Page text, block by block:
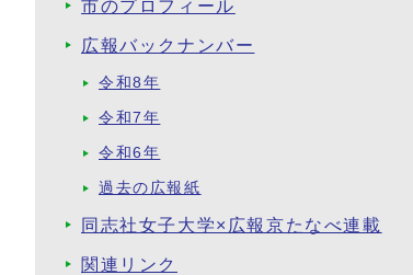
市のプロフィール
広報バックナンバー
令和8年
令和7年
令和6年
過去の広報紙
同志社女子大学×広報京たなべ連載
関連リンク